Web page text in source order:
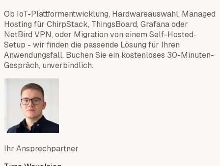
Ob IoT-Plattformentwicklung, Hardwareauswahl, Managed
Hosting für ChirpStack, ThingsBoard, Grafana oder
NetBird VPN, oder Migration von einem Self-Hosted-
Setup - wir finden die passende Lösung für Ihren
Anwendungsfall. Buchen Sie ein kostenloses 30-Minuten-
Gespräch, unverbindlich.
Ihr Ansprechpartner